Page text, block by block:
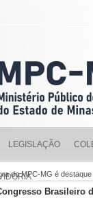
LEGISLAÇÃO
do MPC-MG é
Brasileiro